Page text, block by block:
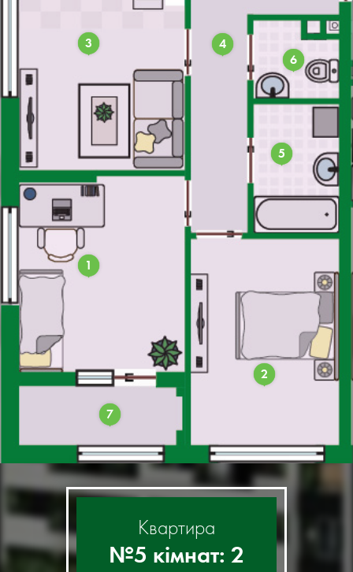
1
2
3 4
5
6
7
Квартира
№5 кімнат: 2